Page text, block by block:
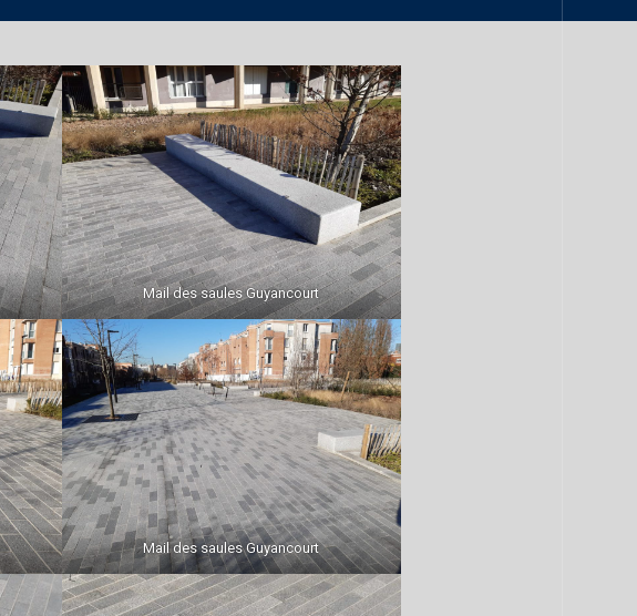
Mail des saules Guyancourt
Mail des saules Guyancourt